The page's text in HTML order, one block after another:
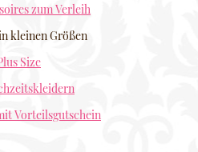
zum Verleih
kleinen Größen
Size
Vorteilsgutschein